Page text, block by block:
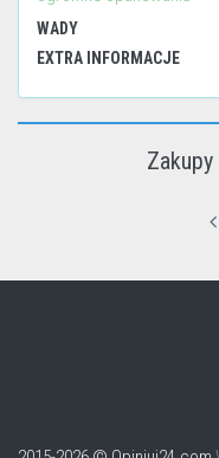
WADY
EXTRA INFORMACJE